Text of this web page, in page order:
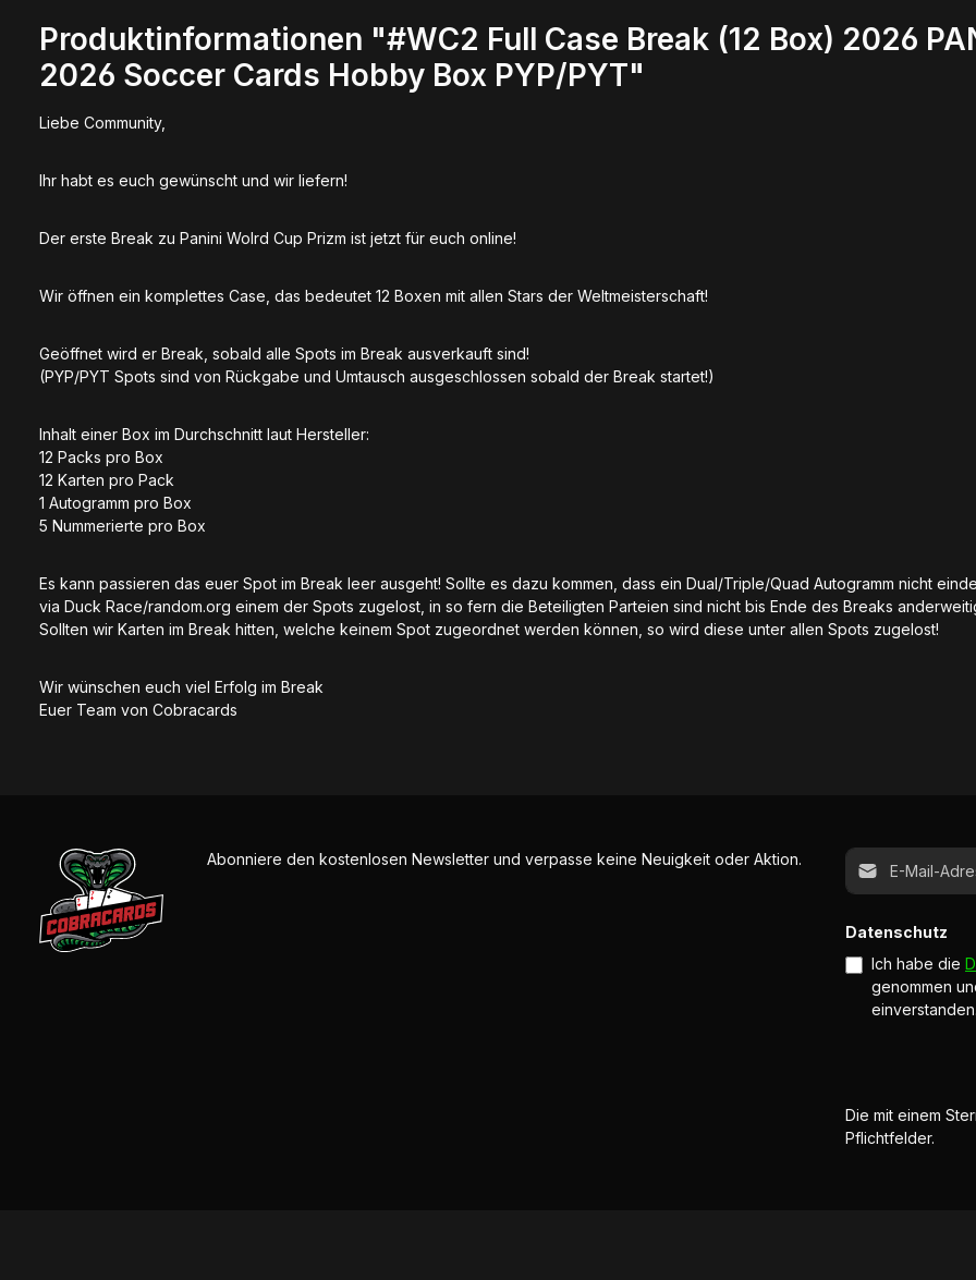
Produktinformationen "#WC2 Full Case Break (12 Box) 2026
2026 Soccer Cards Hobby Box PYP/PYT"
Liebe Community,
Ihr habt es euch gewünscht und wir liefern!
Der erste Break zu Panini Wolrd Cup Prizm ist jetzt für euch online!
Wir öffnen ein komplettes Case, das bedeutet 12 Boxen mit allen Stars der Weltmeisterschaft!
Geöffnet wird er Break, sobald alle Spots im Break ausverkauft sind!
(PYP/PYT Spots sind von Rückgabe und Umtausch ausgeschlossen sobald der Break startet!)
Inhalt einer Box im Durchschnitt laut Hersteller:
12 Packs pro Box
12 Karten pro Pack
1 Autogramm pro Box
5 Nummerierte pro Box
Es kann passieren das euer Spot im Break leer ausgeht! Sollte es dazu kommen, dass ein Dual/Triple/Quad Autogramm nicht
via Duck Race/random.org einem der Spots zugelost, in so fern die Beteiligten Parteien sind nicht bis Ende des Breaks
Sollten wir Karten im Break hitten, welche keinem Spot zugeordnet werden können, so wird diese unter allen Spots zugelost!
Wir wünschen euch viel Erfolg im Break
Euer Team von Cobracards
Abonniere den kostenlosen Newsletter und verpasse keine Neuigkeit oder Aktion. E-Mail-Adresse*
Datenschutz
Ich habe die
genommen
Die mit einem
Pflichtfelder.